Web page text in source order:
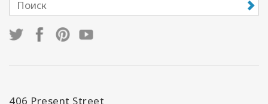
406 Present Street